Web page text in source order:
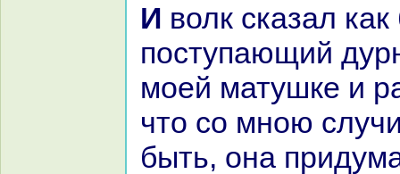
И волк сказал как бы шутя: «О
поступающий
моей матушке и
что со мною
быть, онa